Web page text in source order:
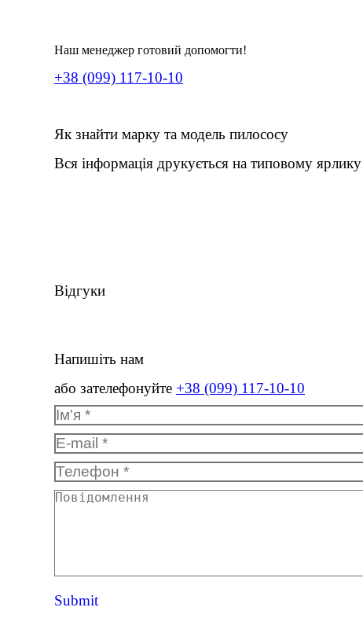
Наш менеджер готовий допомогти!
+38 (099) 117-10-10
Як знайти марку та модель пилососу
Вся інформація друкується на типовому
Відгуки
Напишіть нам
або зателефонуйте +38 (099) 117-10-10
Ім'я *
E-mail *
Телефон *
Повідомлення
Submit